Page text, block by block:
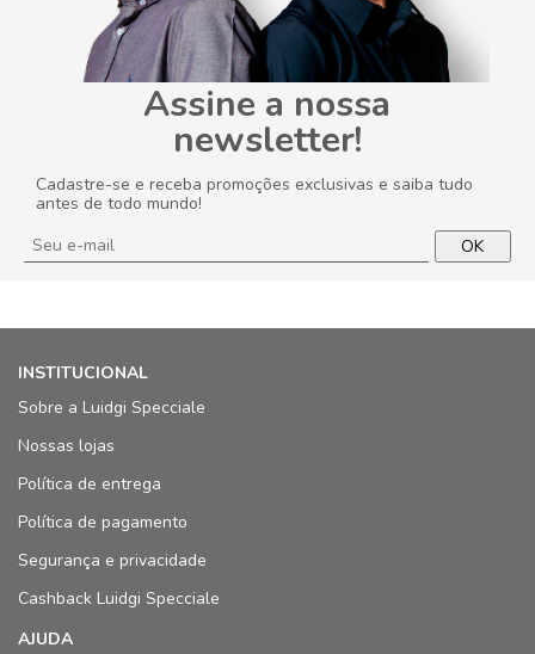
Assine a nossa
newsletter!
Cadastre-se e receba promoções exclusivas e saiba tudo
antes de todo mundo!
OK
INSTITUCIONAL
Sobre a Luidgi Specciale
Nossas lojas
Política de entrega
Política de pagamento
Segurança e privacidade
Cashback Luidgi Specciale
AJUDA